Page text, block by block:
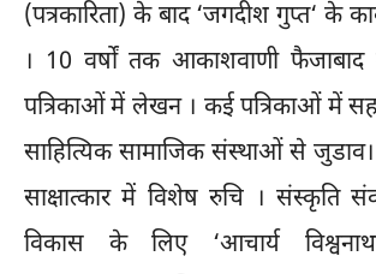
(पत्रकारिता) के बाद ‘जगदीश गुप्त‘ के
। 10 वर्षों तक आकाशवाणी फैजाबाद
पत्रिकाओं में लेखन । कई पत्रिकाओं में
साहित्यिक सामाजिक संस्थाओं से जुडाव।
साक्षात्कार में विशेष रुचि । संस्कृति
विकास के लिए ‘आचार्य